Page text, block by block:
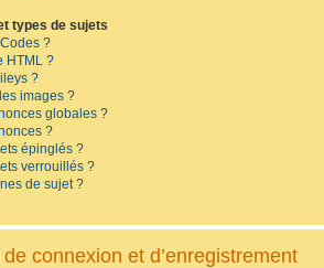
types de sujets
?
HTML ?
?
images ?
globales ?
?
épinglés ?
verrouillés ?
de sujet ?
connexion et d’enregistrement